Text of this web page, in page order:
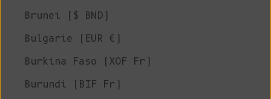
Brunei ($ BND)
Bulgarie (EUR €)
Burkina Faso (XOF Fr)
Burundi (BIF Fr)